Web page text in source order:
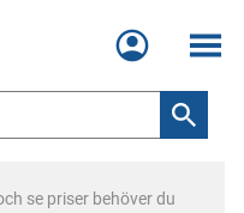
Meny
se priser behöver du